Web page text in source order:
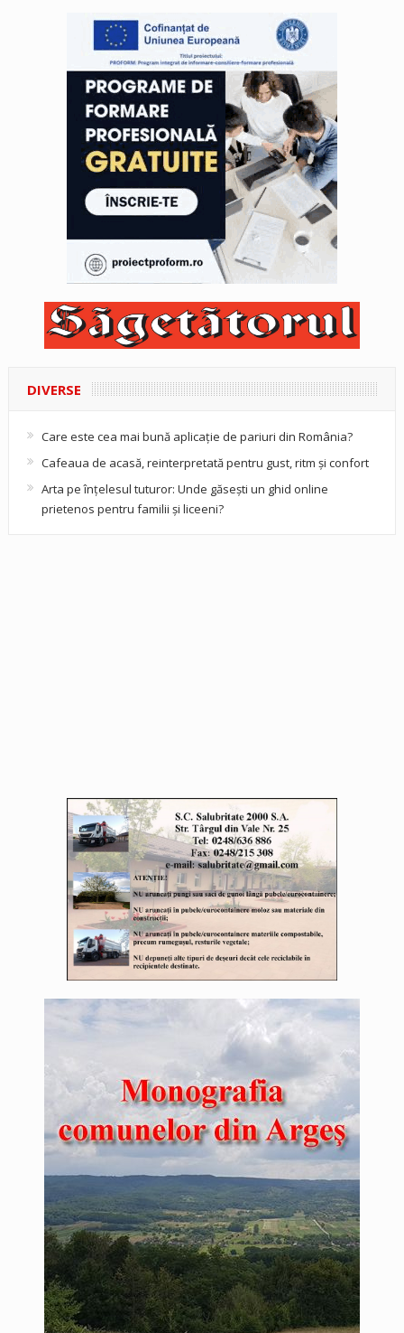
DIVERSE
Care este cea mai bună aplicație de pariuri din România?
Cafeaua de acasă, reinterpretată pentru gust, ritm și confort
Arta pe înțelesul tuturor: Unde găsești un ghid online
prietenos pentru familii și liceeni?